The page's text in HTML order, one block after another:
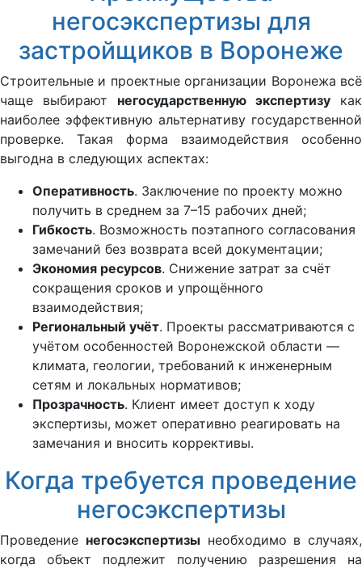
негосэкспертизы для
застройщиков в Воронеже
Строительные и проектные организации Воронежа всё
чаще выбирают негосударственную экспертизу как
наиболее эффективную альтернативу государственной
проверке. Такая форма взаимодействия особенно
выгодна в следующих аспектах:
Оперативность. Заключение по проекту можно
получить в среднем за 7–15 рабочих дней;
Гибкость. Возможность поэтапного согласования
замечаний без возврата всей документации;
Экономия ресурсов. Снижение затрат за счёт
сокращения сроков и упрощённого
взаимодействия;
Региональный учёт. Проекты рассматриваются с
учётом особенностей Воронежской области —
климата, геологии, требований к инженерным
сетям и локальных нормативов;
Прозрачность. Клиент имеет доступ к ходу
экспертизы, может оперативно реагировать на
замечания и вносить коррективы.
Когда требуется проведение
негосэкспертизы
Проведение негосэкспертизынеобходимо в случаях,
когда объект подлежит получению разрешения на